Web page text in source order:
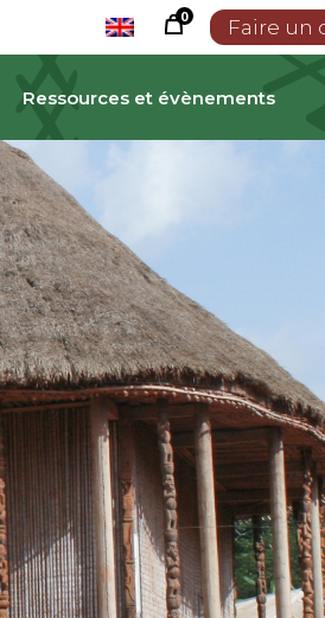
0 Faire un
Ressources et évènements